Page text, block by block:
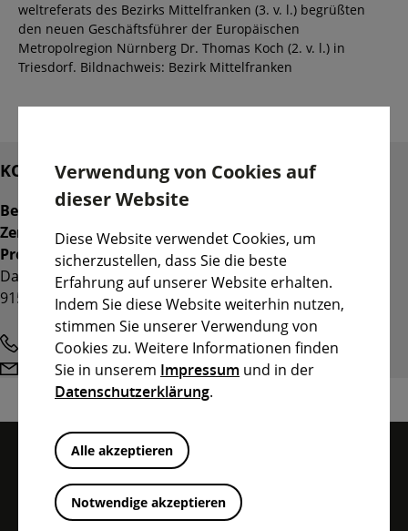
Verwendung von Cookies auf
dieser Website
Diese Website verwendet Cookies, um
sicherzustellen, dass Sie die beste
Erfahrung auf unserer Website erhalten.
Indem Sie diese Website weiterhin nutzen,
stimmen Sie unserer Verwendung von
Cookies zu. Weitere Informationen finden
Sie in unserem Impressum und in der
Datenschutzerklärung.
Alle akzeptieren
Notwendige akzeptieren
weltreferats des Bezirks Mittelfranken (3. v. l.) begrüßten
den neuen Geschäftsführer der Europäischen
Metropolregion Nürnberg Dr. Thomas Koch (2. v. l.) in
Triesdorf. Bildnachweis: Bezirk Mittelfranken
Kontakt
KONTAKT
Bezirk Mittelfranken
Zentralreferat
Pressestelle
Danziger Straße 5
91522 Ansbach
Telefon0981 4664-10111 /-10114
E-
pressestelle@bezirk-mittelfranken.de
BEZIRK MITTELFRANKEN IM
ÜBERBLICK